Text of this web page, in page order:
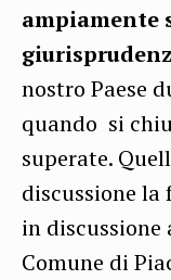
ampiamente
nostro Paese
quando si
superate.
discussione
in
Comune di